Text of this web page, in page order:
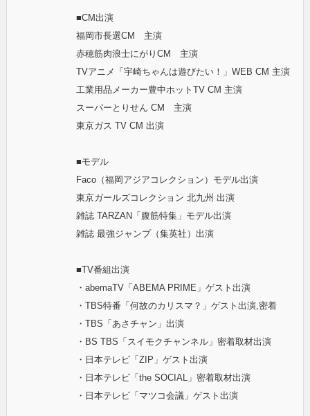
■CM出演
福岡市長選CM 主演
赤穂筋肉浪士にがりCM 主演
TVアニメ「宇崎ちゃんは遊びたい！」WEB CM 主演
工業用品メーカー豊中ホットTV CM 主演
スーパーとりせん CM 主演
東京ガス TV CM 出演
■モデル
Faco（福岡アジアコレクション）モデル出演
東京ガールズコレクション 北九州 出演
雑誌 TARZAN「腹筋特集」モデル出演
雑誌 最強ジャンプ（集英社）出演
■TV番組出演
・abemaTV「ABEMA PRIME」ゲスト出演
・TBS特番「何故のカリスマ？」ゲスト出演,密着
・TBS「あさチャン」出演
・BS TBS「スイモクチャンネル」密着取材出演
・日本テレビ「ZIP」ゲスト出演
・日本テレビ「the SOCIAL」密着取材出演
・日本テレビ「マツコ会議」ゲスト出演